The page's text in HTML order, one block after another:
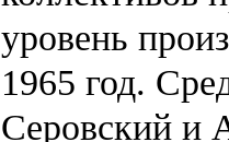
уровень
1965 год.
Серовский и